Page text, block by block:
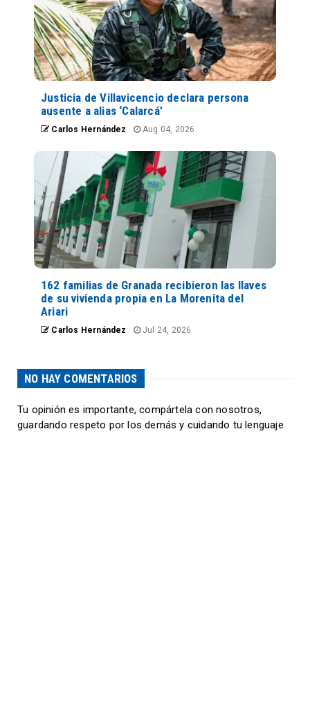
Justicia de Villavicencio declara persona
ausente a alias ‘Calarcá’
Carlos Hernández Aug 04, 2026
162 familias de Granada recibieron las llaves
de su vivienda propia en La Morenita del
Ariari
Carlos Hernández Jul 24, 2026
NO HAY COMENTARIOS
Tu opinión es importante, compártela con nosotros,
guardando respeto por los demás y cuidando tu lenguaje